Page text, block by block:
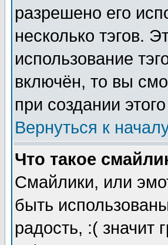
разрешено его
несколько тэгов.
использование
включён, то вы
при создании
Вернуться к
Что такое
Смайлики, или
быть
радость, :( значит